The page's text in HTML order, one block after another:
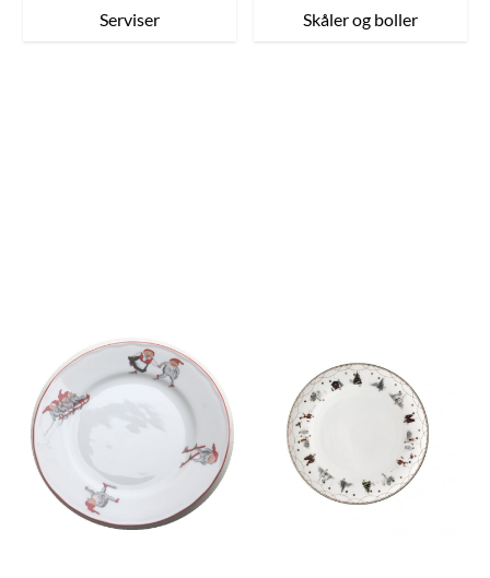
Serviser Skåler og boller